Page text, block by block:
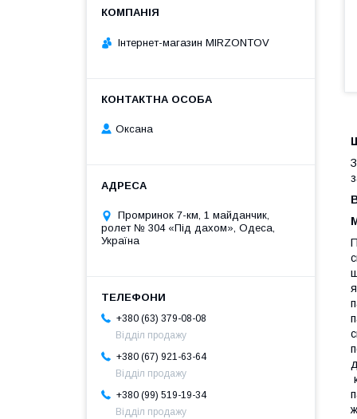
Інтернет-магазин MIRZONTOV
Оксана
Промринок 7-км, 1 майданчик,
ролет № 304 «Під дахом», Одеса,
Україна
+380 (63) 379-08-08
Відділ продажу
+380 (67) 921-63-64
Відділ продажу
+380 (99) 519-19-34
Відділ продажу